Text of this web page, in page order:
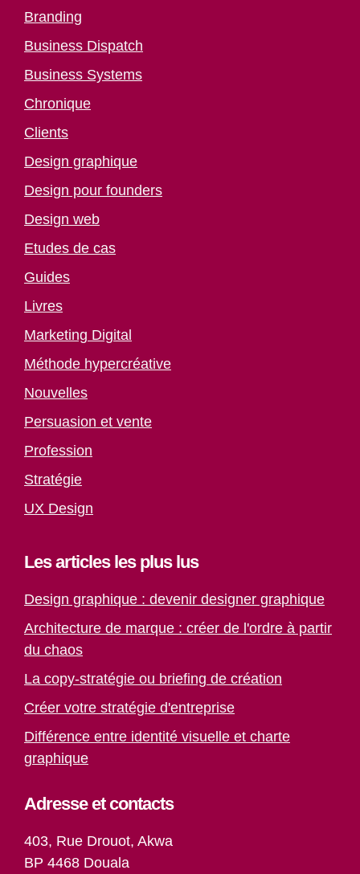
Branding
Business Dispatch
Business Systems
Chronique
Clients
Design graphique
Design pour founders
Design web
Etudes de cas
Guides
Livres
Marketing Digital
Méthode hypercréative
Nouvelles
Persuasion et vente
Profession
Stratégie
UX Design
Les articles les plus lus
Design graphique : devenir designer graphique
Architecture de marque : créer de l'ordre à partir
du chaos
La copy-stratégie ou briefing de création
Créer votre stratégie d'entreprise
Différence entre identité visuelle et charte
graphique
Adresse et contacts
403, Rue Drouot, Akwa
BP 4468 Douala